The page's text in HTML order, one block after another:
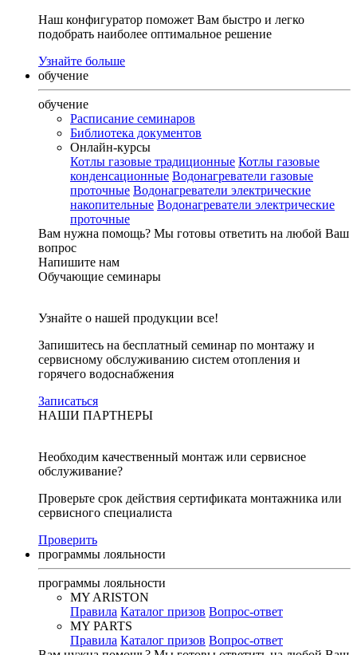
Наш конфигуратор поможет Вам быстро и легко
подобрать наиболее оптимальное решение
Узнайте больше
обучение
обучение
Расписание семинаров
Библиотека документов
Онлайн-курсы
Котлы газовые традиционные Котлы газовые
конденсационные Водонагреватели газовые
проточные Водонагреватели электрические
накопительные Водонагреватели электрические
проточные
Вам нужна помощь? Мы готовы ответить на любой Ваш
вопрос
Напишите нам
Обучающие семинары
Узнайте о нашей продукции все!
Запишитесь на бесплатный семинар по монтажу и
сервисному обслуживанию систем отопления и
горячего водоснабжения
Записаться
НАШИ ПАРТНЕРЫ
Необходим качественный монтаж или сервисное
обслуживание?
Проверьте срок действия сертификата монтажника или
сервисного специалиста
Проверить
программы лояльности
программы лояльности
MY ARISTON
Правила Каталог призов Вопрос-ответ
MY PARTS
Правила Каталог призов Вопрос-ответ